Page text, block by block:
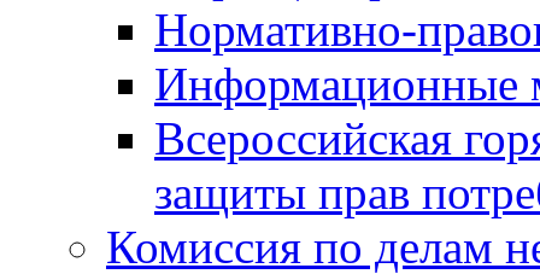
Нормативно-
Информационные
Всероссийская
защиты прав
Комиссия по делам